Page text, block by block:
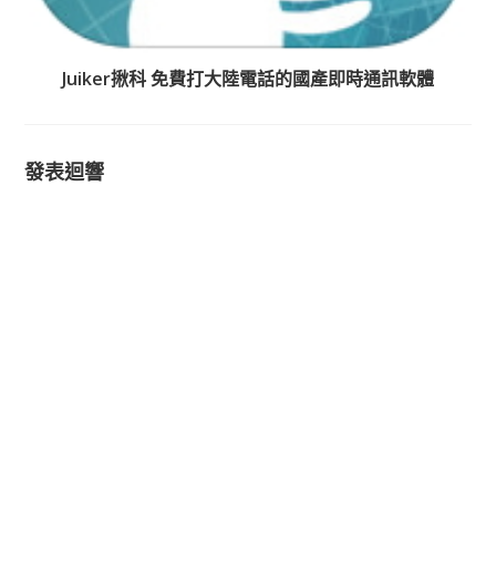
Juiker揪科 免費打大陸電話的國產即時通訊軟體
發表迴響